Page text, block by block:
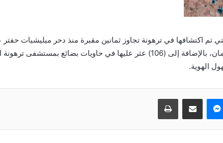
تم اكتشافها في ترهونة تجاوز ثمانين مقبرة منذ دحر ميليشيات
يونيو 2020، وانتشلت منها (232) جثمان، بالإضافة إلى (106) عثر عليها في حاويات بضائع
ماسنجر مشاركة عبر البريد طباعة